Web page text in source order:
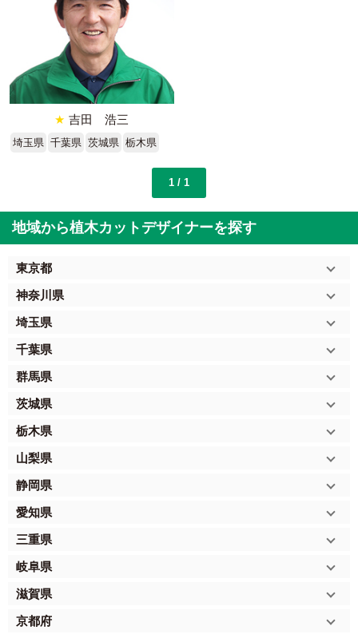
★ 吉田 浩三
埼玉県 千葉県 茨城県 栃木県
1 / 1
地域から植木カットデザイナーを探す
東京都
神奈川県
埼玉県
千葉県
群馬県
茨城県
栃木県
山梨県
静岡県
愛知県
三重県
岐阜県
滋賀県
京都府